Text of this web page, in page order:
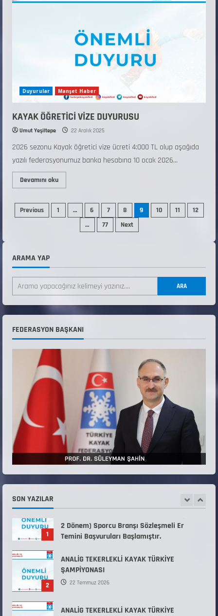
Duyurular Manşet Haber
KAYAK ÖĞRETİCİ VİZE DUYURUSU
Umut Yeşiltepe 22 Aralık 2025
2026 sezonu Kayak öğretici vize ücreti 4:000 TL olup aşağıda
yazılı federasyonumuz banka hesabına 10 ocak 2026...
Devamını oku
Previous 1 … 6 7 8 9 10 11
12
…
77 Next
ARAMA YAP
ARA
FEDERASYON BAŞKANI
SON YAZILAR
2
ŞAMPİYONASI
22 Temmuz 2026
3
ŞAMPİYONASI GÖREVLİ LİSTESİ
Teknik Kurul ve Alt Kurul Üyelerimiz
Belirlendi
18 Temmuz 2026
5
KAYAKLI KOŞU VE BİATHLON 3.KADEME
ANTRENÖRLÜK KURSU DUYURUSU
12 Temmuz 2026
1
Millî Savunma Bakanlığı Kara, Deniz ve Hava
Kuvvetleri Komutanlıklarına 2026 Yılı (2026-
2
ANALİG TEKERLEKLİ KAYAK TÜRKİYE
ŞAMPİYONASI
3
ANALİG TEKERLEKLİ KAYAK TÜRKİYE